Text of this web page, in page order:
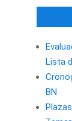
Lista
BN